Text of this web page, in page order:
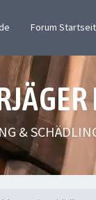
Forum
&